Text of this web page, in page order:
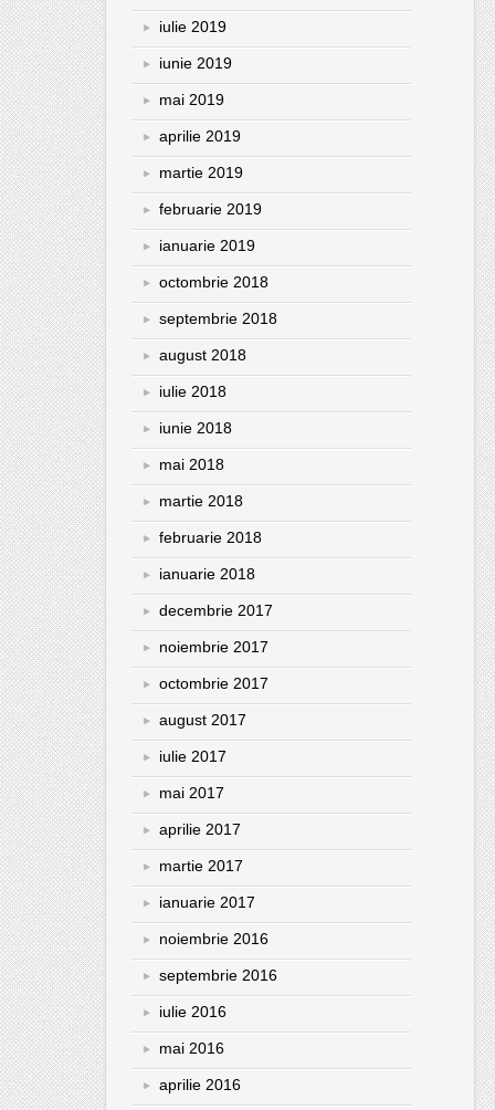
iulie 2019
iunie 2019
mai 2019
aprilie 2019
martie 2019
februarie 2019
ianuarie 2019
octombrie 2018
septembrie 2018
august 2018
iulie 2018
iunie 2018
mai 2018
martie 2018
februarie 2018
ianuarie 2018
decembrie 2017
noiembrie 2017
octombrie 2017
august 2017
iulie 2017
mai 2017
aprilie 2017
martie 2017
ianuarie 2017
noiembrie 2016
septembrie 2016
iulie 2016
mai 2016
aprilie 2016